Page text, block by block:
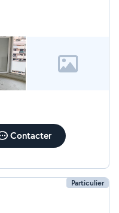
Contacter
Particulier